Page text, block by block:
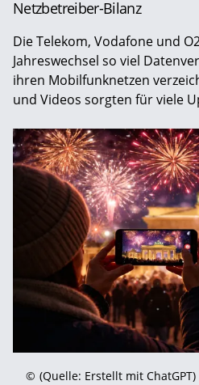
Netzbetreiber-Bilanz
Die Telekom, Vodafone und
Jahreswechsel so viel
ihren Mobilfunknetzen
und Videos sorgten für viele
© (Quelle: Erstellt mit ChatGPT)